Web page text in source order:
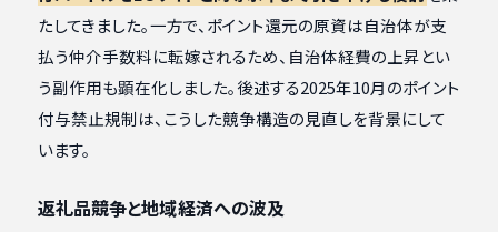
たしてきました。一方で、ポイント還元の原資は自治体が支
払う仲介手数料に転嫁されるため、自治体経費の上昇とい
う副作用も顕在化しました。後述する2025年10月のポイント
付与禁止規制は、こうした競争構造の見直しを背景にして
います。
返礼品競争と地域経済への波及